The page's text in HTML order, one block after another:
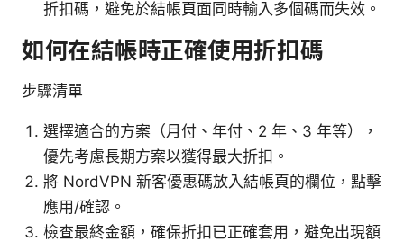
折扣碼，避免於結帳頁面同時輸入多個碼而失效。
如何在結帳時正確使用折扣碼
步驟清單
選擇適合的方案（月付、年付、2 年、3 年等），
優先考慮長期方案以獲得最大折扣。
將 NordVPN 新客優惠碼放入結帳頁的欄位，點擊
應用/確認。
檢查最終金額，確保折扣已正確套用，避免出現額